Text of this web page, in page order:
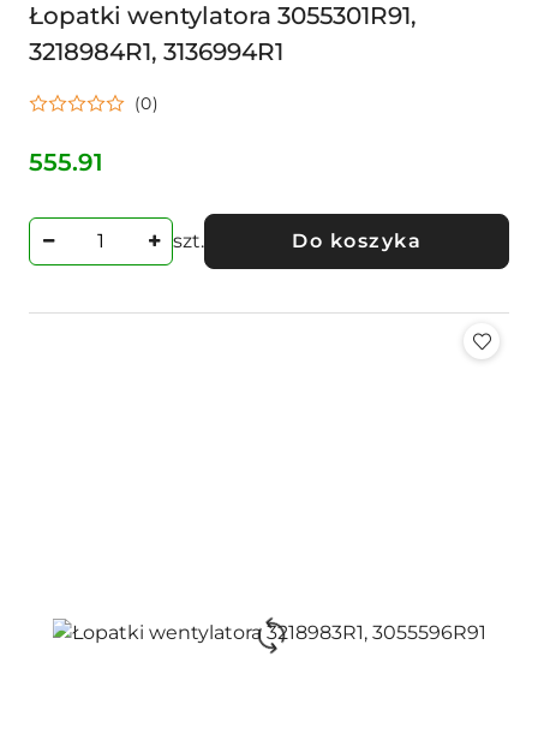
Łopatki wentylatora 3055301R91,
3218984R1, 3136994R1
(0)
Cena:
555.91
szt. Do koszyka